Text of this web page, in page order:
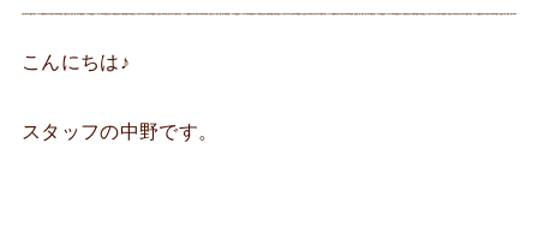
こんにちは♪
スタッフの中野です。